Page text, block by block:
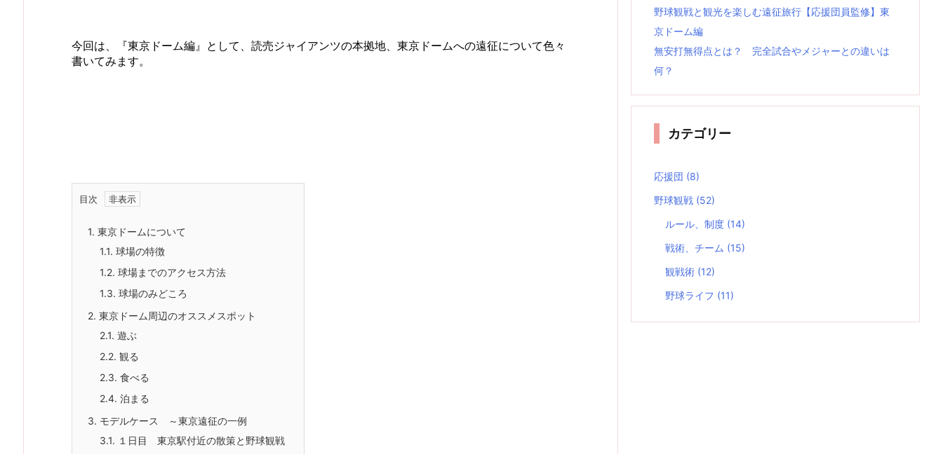
今回は、『東京ドーム編』として、読売ジャイアンツの本拠地、東京ドームへの遠征について色々
書いてみます。
目次
1. 東京ドームについて
1.1. 球場の特徴
1.2. 球場までのアクセス方法
1.3. 球場のみどころ
2. 東京ドーム周辺のオススメスポット
2.1. 遊ぶ
2.2. 観る
2.3. 食べる
2.4. 泊まる
3. モデルケース ～東京遠征の一例
3.1. １日目 東京駅付近の散策と野球観戦
野球観戦と観光を楽しむ遠征旅行【応援団員監修】東
京ドーム編
無安打無得点とは？ 完全試合やメジャーとの違いは
何？
カテゴリー
応援団 (8)
野球観戦 (52)
ルール、制度 (14)
戦術、チーム (15)
観戦術 (12)
野球ライフ (11)